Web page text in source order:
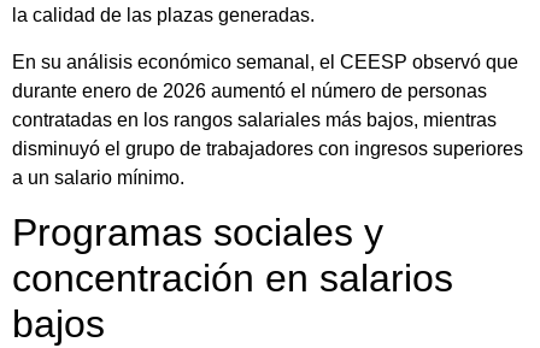
la calidad de las plazas generadas.
En su análisis económico semanal, el CEESP observó que
durante enero de 2026 aumentó el número de personas
contratadas en los rangos salariales más bajos, mientras
disminuyó el grupo de trabajadores con ingresos superiores
a un salario mínimo.
Programas sociales y
concentración en salarios
bajos